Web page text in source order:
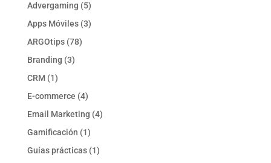
Advergaming (5)
Apps Móviles(3)
ARGOtips(78)
Branding (3)
CRM(1)
E-commerce (4)
Email Marketing (4)
Gamificación (1)
Guías prácticas(1)